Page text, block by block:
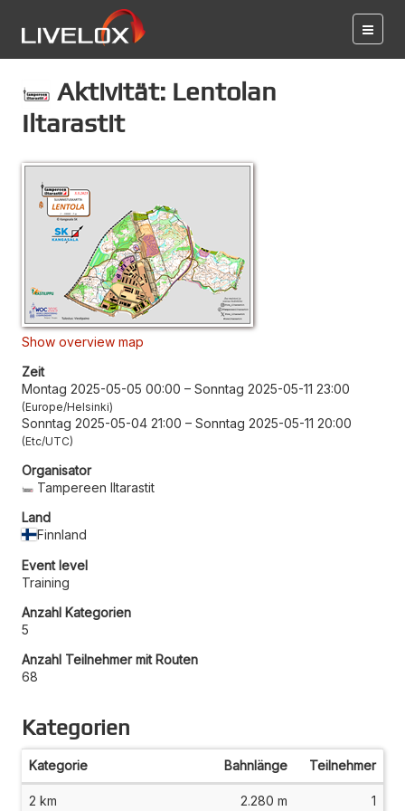
Aktivität: Lentolan
Iltarastit
Show overview map
Zeit
Montag 2025-05-05 00:00 – Sonntag 2025-05-11 23:00
Europe/Helsinki
Sonntag 2025-05-04 21:00 – Sonntag 2025-05-11 20:00
Etc/UTC
Organisator
Tampereen Iltarastit
Land
Finnland
Event level
Training
Anzahl Kategorien
5
Anzahl Teilnehmer mit Routen
68
Kategorien
Kategorie Bahnlänge Teilnehmer
2 km 2.280 m 1